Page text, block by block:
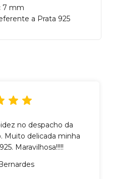
7 mm
a Prata 925
no despacho da
Muito delicada minha
Maravilhosa!!!!!